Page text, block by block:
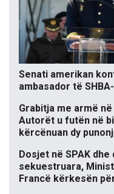
Senati amerikan
ambasador të
Grabitja me armë
Autorët u futën në
kërcënuan dy
Dosjet në SPAK
sekuestruara,
Francë kërkesën